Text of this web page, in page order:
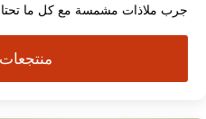
جرب ملاذات مشمسة مع كل ما